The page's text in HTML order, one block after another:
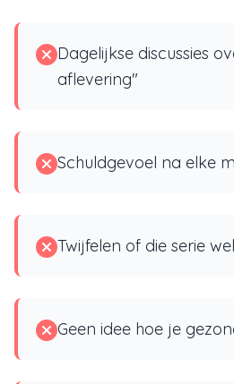
Dagelijkse discussies
aflevering"
Schuldgevoel na elke
Twijfelen of die serie
Geen idee hoe je